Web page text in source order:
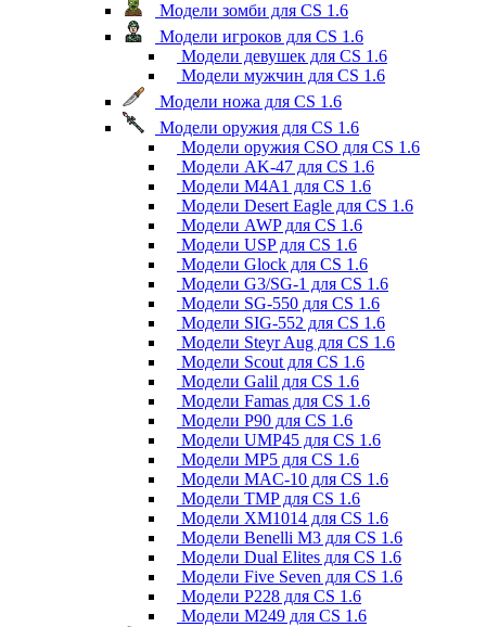
Модели зомби для CS 1.6
Модели игроков для CS 1.6
Модели девушек для CS 1.6
Модели мужчин для CS 1.6
Модели ножа для CS 1.6
Модели оружия для CS 1.6
Модели оружия CSO для CS 1.6
Модели AK-47 для CS 1.6
Модели M4A1 для CS 1.6
Модели Desert Eagle для CS 1.6
Модели AWP для CS 1.6
Модели USP для CS 1.6
Модели Glock для CS 1.6
Модели G3/SG-1 для CS 1.6
Модели SG-550 для CS 1.6
Модели SIG-552 для CS 1.6
Модели Steyr Aug для CS 1.6
Модели Scout для CS 1.6
Модели Galil для CS 1.6
Модели Famas для CS 1.6
Модели P90 для CS 1.6
Модели UMP45 для CS 1.6
Модели MP5 для CS 1.6
Модели MAC-10 для CS 1.6
Модели TMP для CS 1.6
Модели XM1014 для CS 1.6
Модели Benelli M3 для CS 1.6
Модели Dual Elites для CS 1.6
Модели Five Seven для CS 1.6
Модели P228 для CS 1.6
Модели M249 для CS 1.6